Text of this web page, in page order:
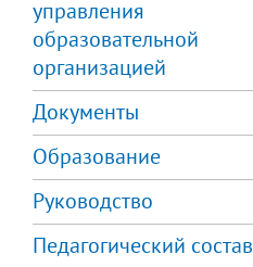
управления
образовательной
организацией
Документы
Образование
Руководство
Педагогический состав